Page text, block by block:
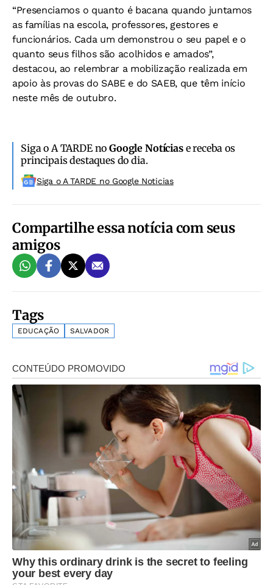
“Presenciamos o quanto é bacana quando juntamos
as famílias na escola, professores, gestores e
funcionários. Cada um demonstrou o seu papel e o
quanto seus filhos são acolhidos e amados”,
destacou, ao relembrar a mobilização realizada em
apoio às provas do SABE e do SAEB, que têm início
neste mês de outubro.
Siga o A TARDE noGoogle Notíciase receba os
principais destaques do dia.
Siga o A TARDE no Google Noticias
Compartilhe essa notícia com seus
amigos
Tags
EDUCAÇÃO SALVADOR